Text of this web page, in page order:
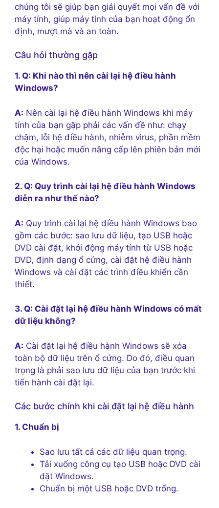
chúng tôi sẽ giúp bạn giải quyết mọi vấn đề với
máy tính, giúp máy tính của bạn hoạt động ổn
định, mượt mà và an toàn.
Câu hỏi thường gặp
1. Q: Khi nào thì nên cài lại hệ điều hành
Windows?
A: Nên cài lại hệ điều hành Windows khi máy
tính của bạn gặp phải các vấn đề như: chạy
chậm, lỗi hệ điều hành, nhiễm virus, phần mềm
độc hại hoặc muốn nâng cấp lên phiên bản mới
của Windows.
2. Q: Quy trình cài lại hệ điều hành Windows
diễn ra như thế nào?
A: Quy trình cài lại hệ điều hành Windows bao
gồm các bước: sao lưu dữ liệu, tạo USB hoặc
DVD cài đặt, khởi động máy tính từ USB hoặc
DVD, định dạng ổ cứng, cài đặt hệ điều hành
Windows và cài đặt các trình điều khiển cần
thiết.
3. Q: Cài đặt lại hệ điều hành Windows có mất
dữ liệu không?
A: Cài đặt lại hệ điều hành Windows sẽ xóa
toàn bộ dữ liệu trên ổ cứng. Do đó, điều quan
trọng là phải sao lưu dữ liệu của bạn trước khi
tiến hành cài đặt lại.
Các bước chính khi cài đặt lại hệ điều hành
1. Chuẩn bị
Sao lưu tất cả các dữ liệu quan trọng.
Tải xuống công cụ tạo USB hoặc DVD cài
đặt Windows.
Chuẩn bị một USB hoặc DVD trống.